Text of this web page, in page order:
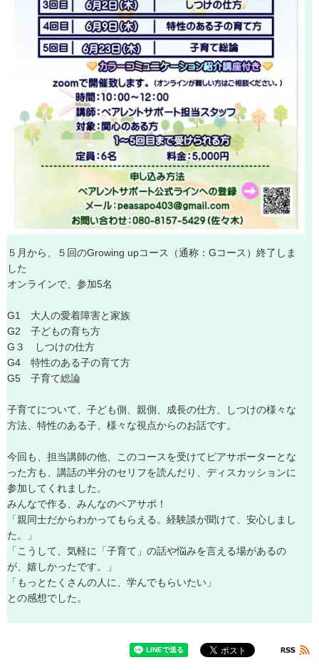
５ 月から ５ 回のGrowing upコース （通称 ： Gコース ） 終了 し ま
した
オンライ ンで 参加5名
G1 大人の愛着障害と家族
G2 子どもの育ち方
G ３ しつけの仕方
G4 特性のある子の育て方
G5 子育て総論
子育てについて 子ども側 親側 成長の仕方 しつけの様 々 な
方法 特性のある子 様 々 な視 点からのお話です。
今回 も 担当講師の他 こ のコースを受けてピアサポーターと な
った方も 講話の半分のセ リ フを読んだり ディ スカ ッシ ョ ンに
参加 して く れま した 。
みんなで作る みんなのペアサポ ！
「親同士だからわかっても ら え る 。 経験談が聞けて 安心し ま し
た 。
」
「 こ う して 気軽に 「子育て 」 の話や悩みを言え る場があるの
が
嬉しかったです。
」
「 も っ と た く さ んの人 に 学んでも らいたい 」
との感想でした 。